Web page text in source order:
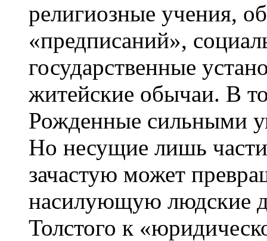
религиозные учения,
«предписаний»,
государственные
житейские обычаи. В
Рожденные сильными
Но несущие лишь
зачастую может
насилующую людские
Толстого к